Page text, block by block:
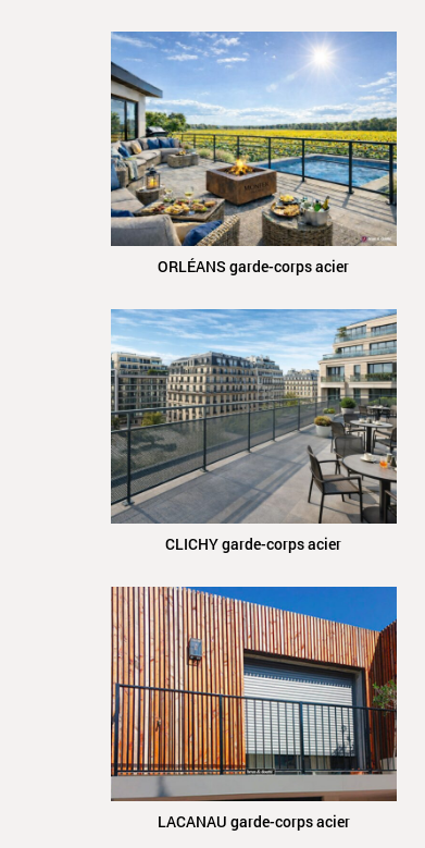
ORLÉANS garde-corps acier
CLICHY garde-corps acier
LACANAU garde-corps acier